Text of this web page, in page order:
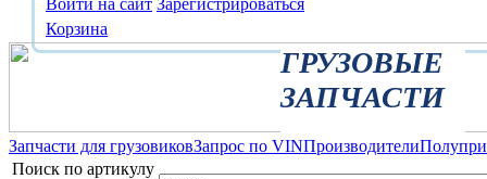
Войти на сайт Зарегистрироваться
Корзина
ГРУЗОВЫЕ
ЗАПЧАСТИ
Запчасти для грузовиковЗапрос по VINПроизводители
Поиск по артикулу